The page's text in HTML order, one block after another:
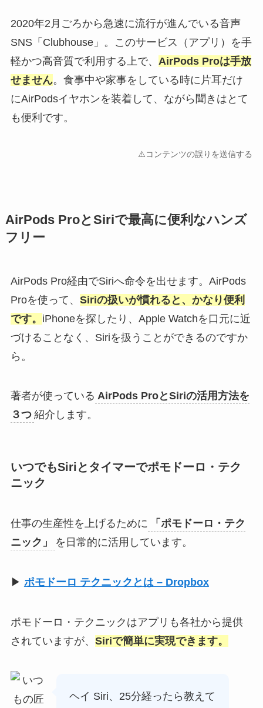
2020年2月ごろから急速に流行が進んでいる音声
SNS「Clubhouse」。このサービス（アプリ）を手
軽かつ高音質で利用する上で、 AirPods Proは手放
せません。食事中や家事をしている時に片耳だけ
にAirPodsイヤホンを装着して、ながら聞きはとて
も便利です。
⚠️コンテンツの誤りを送信する
AirPods ProとSiriで最高に便利なハンズ
フリー
AirPods Pro経由でSiriへ命令を出せます。AirPods
Proを使って、 Siriの扱いが慣れると、かなり便利
です。 iPhoneを探したり、Apple Watchを口元に近
づけることなく、Siriを扱うことができるのですか
ら。
著者が使っている AirPods ProとSiriの活用方法を
３つ 紹介します。
いつでもSiriとタイマーでポモドーロ・テク
ニック
仕事の生産性を上げるために
「ポモドーロ・テク
ニック」
を日常的に活用しています。
▶ ポモドーロ テクニックとは – Dropbox
ポモドーロ・テクニックはアプリも各社から提供
されていますが、 Siriで簡単に実現できます。
ヘイ Siri、25分経ったら教えて